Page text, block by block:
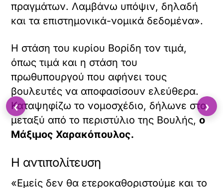
πραγμάτων. Λαμβάνω υπόψιν, δηλαδή
και τα επιστημονικά-νομικά δεδομένα».
Η στάση του κυρίου Βορίδη τον τιμά,
όπως τιμά και η στάση του
πρωθυπουργού που αφήνει τους
βουλευτές να αποφασίσουν ελεύθερα.
Καταψηφίζω το νομοσχέδιο, δήλωνε στο
μεταξύ από το περιστύλιο της Βουλής,ο
Μάξιμος Χαρακόπουλος.
Η αντιπολίτευση
«Εμείς δεν θα ετεροκαθοριστούμε και το
‹ ›